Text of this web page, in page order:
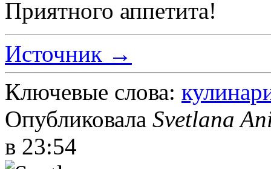
Приятного аппетита!
Источник →
Ключевые слова:
Опубликовала Svetlana
в 23:54